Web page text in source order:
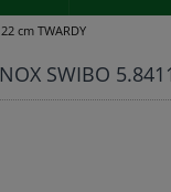
cm TWARDY
SWIBO